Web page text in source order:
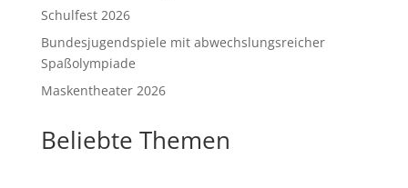
Schulfest 2026
Bundesjugendspiele mit abwechslungsreicher
Spaßolympiade
Maskentheater 2026
Beliebte Themen